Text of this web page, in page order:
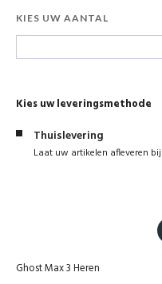
KIES UW AANTAL
Kies uw leveringsmethode
Thuislevering
Laat uw artikelen afleveren
Ghost Max 3 Heren